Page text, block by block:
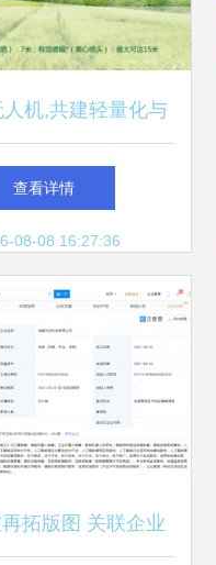
机,共建轻量化与
能化新时代
查看详情
08-08 16:27:36
拓版图 关联企业